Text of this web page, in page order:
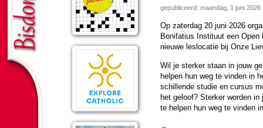
gepubliceerd: maandag, 1 juni 2026
Op zater­dag 20 juni 2026
Boni­fa­tius Instituut een Open
nieuwe leslo­ca­tie bij Onze
Wil je sterker staan in jouw
helpen hun weg te vin­den in
schil­lende studie en cursus
het geloof? Sterker wor­den in
te helpen hun weg te vin­den